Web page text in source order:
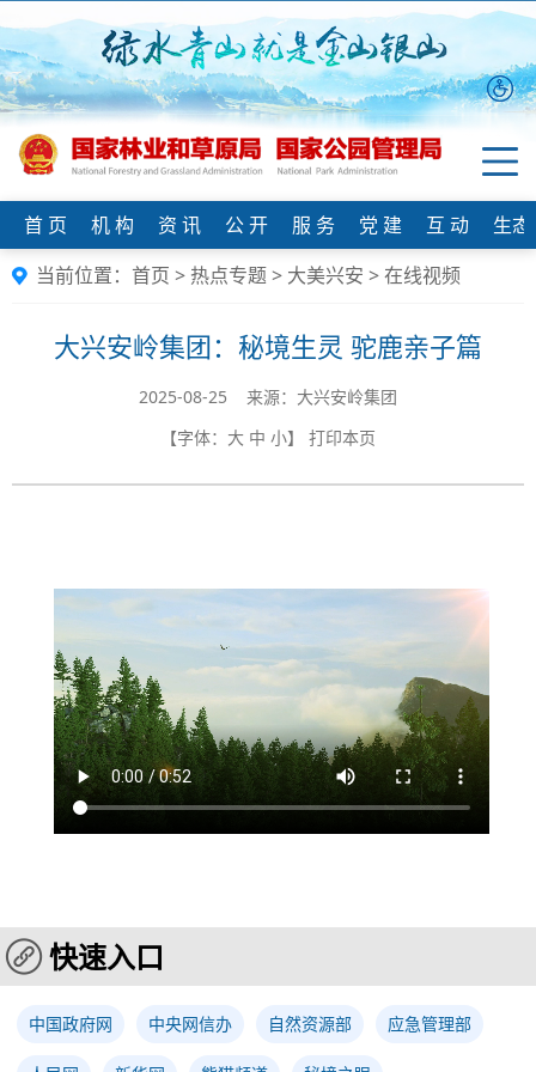
首 页 机 构 资 讯 公 开 服 务 党 建 互 动
生
当前位置： 首页 > 热点专题> 大美兴安 >在线视频
大兴安岭集团：秘境生灵 驼鹿亲子篇
2025-08-25 来源：大兴安岭集团
【字体： 大 中 小】 打印本页
快速入口
中国政府网 中央网信办 自然资源部 应急管理部